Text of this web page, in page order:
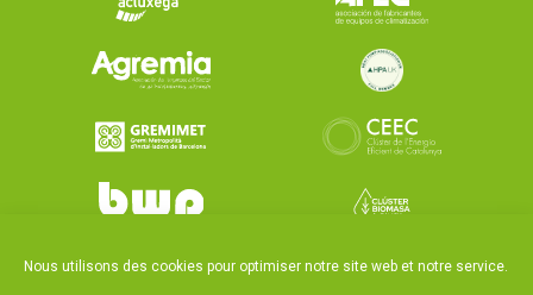
Nous utilisons des cookies pour optimiser notre site web et notre service.